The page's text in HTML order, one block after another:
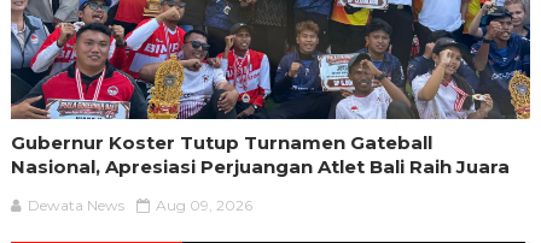
Gubernur Koster Tutup Turnamen Gateball
Nasional, Apresiasi Perjuangan Atlet Bali Raih Juara
Dewata News Aug 09, 2026